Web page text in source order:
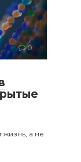
0
жизнь, а не